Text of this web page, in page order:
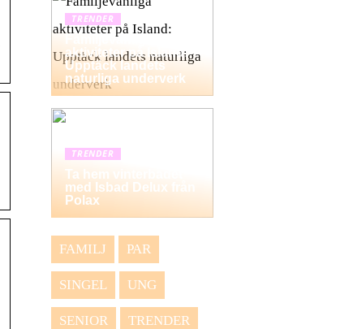
TRENDER
Familjevänliga
aktiviteter på Island:
Upptäck landets
naturliga underverk
TRENDER
Ta hem vinterbadet
med Isbad Delux från
Polax
FAMILJ PAR
SINGEL UNG
SENIOR TRENDER